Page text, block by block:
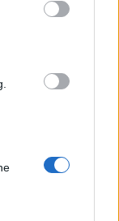
Chiusura